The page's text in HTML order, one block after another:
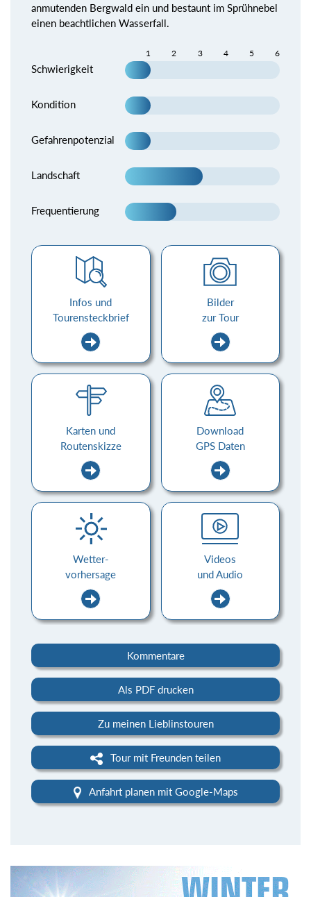
anmutenden Bergwald ein und bestaunt im Sprühnebel
einen beachtlichen Wasserfall.
1 2 3 4 5 6
Schwierigkeit
Kondition
Gefahrenpotenzial
Landschaft
Frequentierung
Infos und
Tourensteckbrief
Bilder
zur Tour
Karten und
Routenskizze
Download
GPS Daten
Wetter-
vorhersage
Videos
und Audio
Kommentare
Als PDF drucken
Zu meinen Lieblinstouren
Tour mit Freunden teilen
Anfahrt planen mit Google-Maps